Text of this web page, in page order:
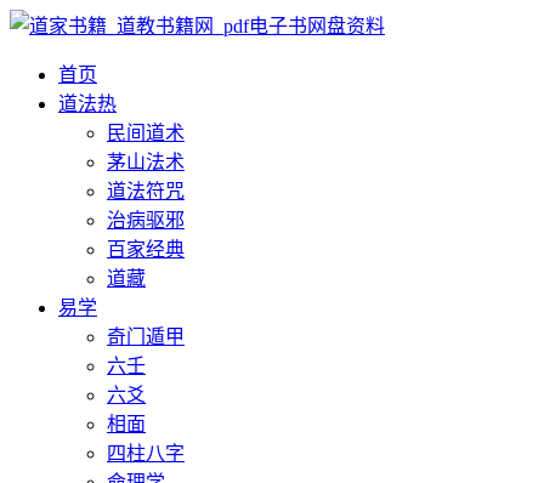
首页
道法热
民间道术
茅山法术
道法符咒
治病驱邪
百家经典
道藏
易学
奇门遁甲
六壬
六爻
相面
四柱八字